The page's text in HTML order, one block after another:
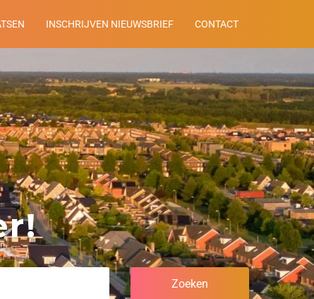
INSCHRIJVEN NIEUWSBRIEF CONTACT